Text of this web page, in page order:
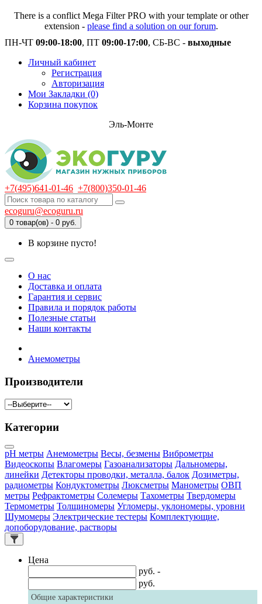
There is a conflict Mega Filter PRO with your template or other
extension - please find a solution on our forum.
ПН-ЧТ 09:00-18:00, ПТ 09:00-17:00, СБ-ВС - выходные
Личный кабинет
Регистрация
Авторизация
Мои Закладки (0)
Корзина покупок
Эль-Монте
+7(495)641-01-46 +7(800)350-01-46
ecoguru@ecoguru.ru
0 товар(ов) - 0 руб.
В корзине пусто!
О нас
Доставка и оплата
Гарантия и сервис
Правила и порядок работы
Полезные статьи
Наши контакты
Анемометры
Производители
Категории
pH метры Анемометры Весы, безмены Виброметры
Видеоскопы Влагомеры Газоанализаторы Дальномеры,
линейки Детекторы проводки, металла, балок Дозиметры,
радиометры Кондуктометры Люксметры Манометры ОВП
метры Рефрактометры Солемеры Тахометры Твердомеры
Термометры Толщиномеры Угломеры, уклономеры, уровни
Шумомеры Электрические тестеры Комплектующие,
допоборудование, растворы
Цена
руб. -
руб.
Общие характеристики